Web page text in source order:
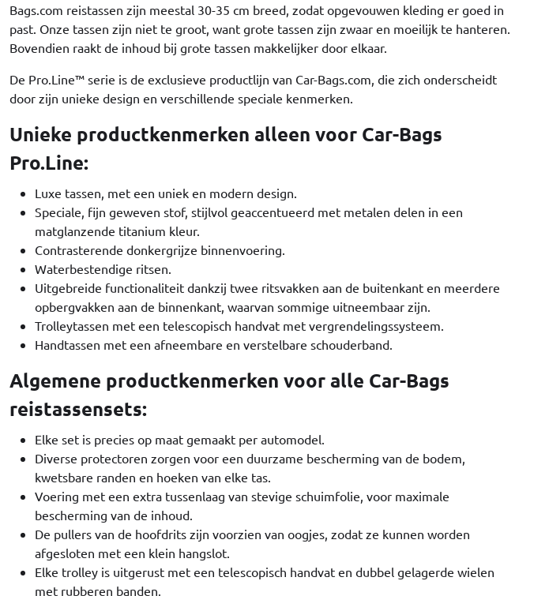
Bags.com reistassen zijn meestal 30-35 cm breed, zodat opgevouwen kleding er goed in
past. Onze tassen zijn niet te groot, want grote tassen zijn zwaar en moeilijk te hanteren.
Bovendien raakt de inhoud bij grote tassen makkelijker door elkaar.
De Pro.Line™ serie is de exclusieve productlijn van Car-Bags.com, die zich onderscheidt
door zijn unieke design en verschillende speciale kenmerken.
Unieke productkenmerken alleen voor Car-Bags
Pro.Line:
Luxe tassen, met een uniek en modern design.
Speciale, fijn geweven stof, stijlvol geaccentueerd met metalen delen in een
matglanzende titanium kleur.
Contrasterende donkergrijze binnenvoering.
Waterbestendige ritsen.
Uitgebreide functionaliteit dankzij twee ritsvakken aan de buitenkant en meerdere
opbergvakken aan de binnenkant, waarvan sommige uitneembaar zijn.
Trolleytassen met een telescopisch handvat met vergrendelingssysteem.
Handtassen met een afneembare en verstelbare schouderband.
Algemene productkenmerken voor alle Car-Bags
reistassensets:
Elke set is precies op maat gemaakt per automodel.
Diverse protectoren zorgen voor een duurzame bescherming van de bodem,
kwetsbare randen en hoeken van elke tas.
Voering met een extra tussenlaag van stevige schuimfolie, voor maximale
bescherming van de inhoud.
De pullers van de hoofdrits zijn voorzien van oogjes, zodat ze kunnen worden
afgesloten met een klein hangslot.
Elke trolley is uitgerust met een telescopisch handvat en dubbel gelagerde wielen
met rubberen banden.